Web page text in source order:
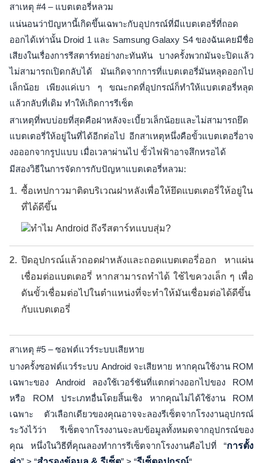
สาเหตุ #4 – แบตเตอรี่หลวม
แน่นอนว่าปัญหานี้เกิดขึ้นเฉพาะกับอุปกรณ์ที่มีแบตเตอรี่ที่ถอด
ออกได้เท่านั้น Droid 1 และ Samsung Galaxy S4 ของฉันเคยมีชื่อ
เสียงในเรื่องการรีสตาร์ทอย่างกะทันหัน บางครั้งพวกมันจะปิดแล้ว
ไม่สามารถเปิดกลับได้ มันเกิดจากการที่แบตเตอรี่มันหลุดออกไป
เล็กน้อย เพียงแค่เบา ๆ ขณะกดที่อุปกรณ์ก็ทำให้แบตเตอรี่หลุด
แล้วกลับที่เดิม ทำให้เกิดการรีเซ็ต
สาเหตุที่พบบ่อยที่สุดคือฝาหลังจะเบี้ยวเล็กน้อยและไม่สามารถยึด
แบตเตอรี่ให้อยู่ในที่ได้อีกต่อไป อีกสาเหตุหนึ่งคือขั้วแบตเตอรี่อาจ
งอออกจากรูปแบบ เมื่อเวลาผ่านไป ขั้วไฟฟ้าอาจสึกหรอได้
มีสองวิธีในการจัดการกับปัญหาแบตเตอรี่หลวม:
ซื้อเทปกาวมาติดบริเวณฝาหลังเพื่อให้ยึดแบตเตอรี่ให้อยู่ใน
ที่ได้ดีขึ้น
ปิดอุปกรณ์แล้วถอดฝาหลังและถอดแบตเตอรี่ออก หาแผ่น
เชื่อมต่อแบตเตอรี่ หากสามารถทำได้ ใช้ไขควงเล็ก ๆ เพื่อ
ดันขั้วเชื่อมต่อไปในตำแหน่งที่จะทำให้มันเชื่อมต่อได้ดีขึ้น
กับแบตเตอรี่
สาเหตุ #5 – ซอฟต์แวร์ระบบเสียหาย
บางครั้งซอฟต์แวร์ระบบ Android จะเสียหาย หากคุณใช้งาน ROM
เฉพาะของ Android ลองใช้เวอร์ชันที่แตกต่างออกไปของ ROM
หรือ ROM ประเภทอื่นโดยสิ้นเชิง หากคุณไม่ได้ใช้งาน ROM
เฉพาะ ตัวเลือกเดียวของคุณอาจจะลองรีเซ็ตจากโรงงานอุปกรณ์
ระวังไว้ว่า รีเซ็ตจากโรงงานจะลบข้อมูลทั้งหมดจากอุปกรณ์ของ
คุณ หนึ่งในวิธีที่คุณลองทำการรีเซ็ตจากโรงงานคือไปที่ “การตั้ง